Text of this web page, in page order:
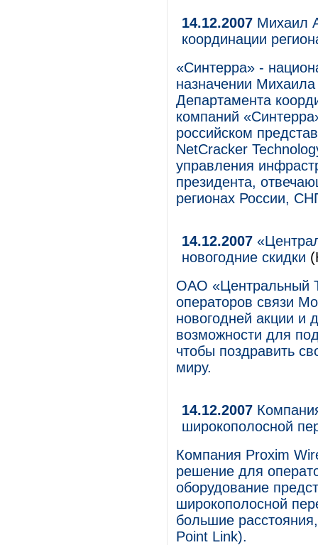
14.12.2007 Михаил
координации
«Синтерра» -
назначении
Департамента
компаний
российском
NetCracker
управления
президента,
регионах России,
14.12.2007
новогодние скидки
ОАО «Центральный
операторов связи
новогодней акции и
возможности для
чтобы поздравить
миру.
14.12.2007
широкополосной
Компания Proxim
решение для
оборудование
широкополосной
большие
Point Link).